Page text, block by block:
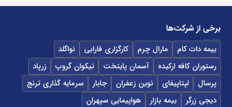
برخی از شرکت‌ها
بیمه دات کام مارال چرم کارگزاری فارابی
نواگلد
رستوران کافه ارکیده
آسمان پایتخت نیکوان گروپ
زرپاد
پرسال
لپتاپیفای نوین زعفران جابار
سرمایه گذاری ترنج
دیجی زرگر
بیمه بازار
هواپیمایی سپهران